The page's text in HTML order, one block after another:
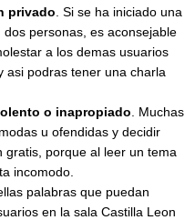
privado . Si se ha iniciado una
personas, es aconsejable
a los demas usuarios
asi podras tener una charla
o inapropiado . Muchas
u ofendidas y decidir
gratis, porque al leer un tema
incomodo.
palabras que puedan
en la sala Castilla Leon